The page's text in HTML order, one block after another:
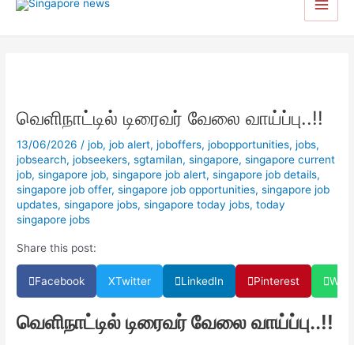
வெளிநாட்டில் டிரைவர் வேலை வாய்ப்பு..!!
13/06/2026/job,job alert,joboffers,jobopportunities,jobs,
jobsearch,jobseekers,sgtamilan,singapore,singapore current
job,singapore job,singapore job alert,singapore job details,
singapore job offer,singapore job opportunities,singapore job
updates,singapore jobs,singapore today jobs,today
singapore jobs
Share this post:
Facebook XTwitter LinkedIn Pinterest
வெளிநாட்டில் டிரைவர் வேலை வாய்ப்பு..!!